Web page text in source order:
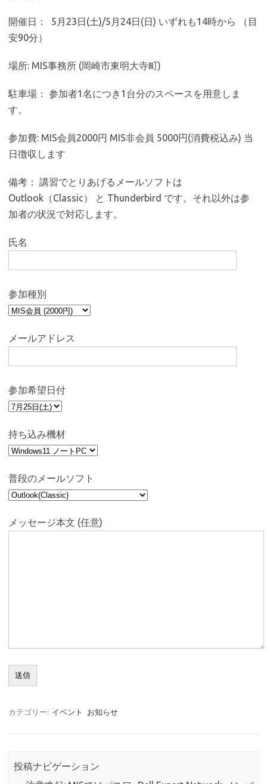
開催日： 5月23日(土)/5月24日(日) いずれも14時から （目
安90分）
場所: MIS事務所 (岡崎市東明大寺町)
駐車場： 参加者1名につき1台分のスペースを用意しま
す。
参加費: MIS会員2000円 MIS非会員 5000円(消費税込み) 当
日徴収します
備考： 講習でとりあげるメールソフトは
Outlook（Classic） と Thunderbird です。それ以外は参
加者の状況で対応します。
氏名
参加種別
メールアドレス
参加希望日付
持ち込み機材
普段のメールソフト
メッセージ本文 (任意)
カテゴリー: イベント お知らせ
投稿ナビゲーション